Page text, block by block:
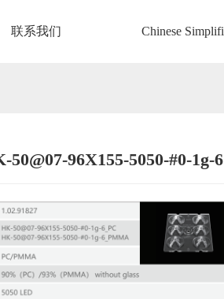
联系我们 Chinese
Loading...
Loading...
50@07-96X155-5050-#0-1g-6